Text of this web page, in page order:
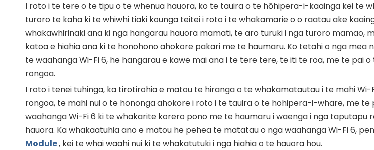
I roto i te tere o te tipu o te whenua hauora, ko te tauira o te hōhipera-i-kaainga kei te
turoro te kaha ki te whiwhi tiaki kounga teitei i roto i te whakamarie o o raatau ake
whakawhirinaki ana ki nga hangarau hauora mamati, te aro turuki i nga turoro mamao,
katoa e hiahia ana ki te honohono ahokore pakari me te haumaru. Ko tetahi o nga mea
te waahanga Wi-Fi 6, he hangarau e kawe mai ana i te tere tere, te iti te roa, me te pai
rongoa.
I roto i tenei tuhinga, ka tirotirohia e matou te hiranga o te whakamatautau i te mahi
rongoa, te mahi nui o te hononga ahokore i roto i te tauira o te hohipera-i-whare, me te
waahanga Wi-Fi 6 ki te whakarite korero pono me te haumaru i waenga i nga taputapu
hauora. Ka whakaatuhia ano e matou he pehea te matatau o nga waahanga Wi-Fi 6,
Module, kei te whai waahi nui ki te whakatutuki i nga hiahia o te hauora hou.